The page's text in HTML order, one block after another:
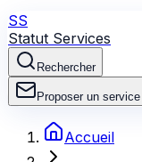
SS
Statut Services
Rechercher
Proposer un service
Accueil